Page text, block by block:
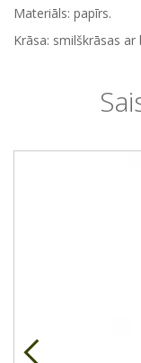
Materiāls: papīrs.
Krāsa: smilškrāsas ar